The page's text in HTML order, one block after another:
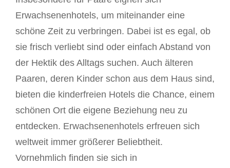
Erwachsenenhotels, um miteinander eine
schöne Zeit zu verbringen. Dabei ist es egal, ob
sie frisch verliebt sind oder einfach Abstand von
der Hektik des Alltags suchen. Auch älteren
Paaren, deren Kinder schon aus dem Haus sind,
bieten die kinderfreien Hotels die Chance, einem
schönen Ort die eigene Beziehung neu zu
entdecken. Erwachsenenhotels erfreuen sich
weltweit immer größerer Beliebtheit.
Vornehmlich finden sie sich in